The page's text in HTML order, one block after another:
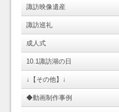
諏訪映像遺産
諏訪巡礼
成人式
10.1諏訪湖の日
↓【その他】↓
◆動画制作事例